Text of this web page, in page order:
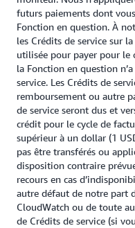
futurs paiements dont
Fonction en question. À
les Crédits de service sur
utilisée pour payer pour le
la Fonction en question
service. Les Crédits de
remboursement ou autre
de service seront dus et
crédit pour le cycle de
supérieur à un dollar (1
pas être transférés ou
disposition contraire
recours en cas
autre défaut de notre part
CloudWatch ou de toute
de Crédits de service (si